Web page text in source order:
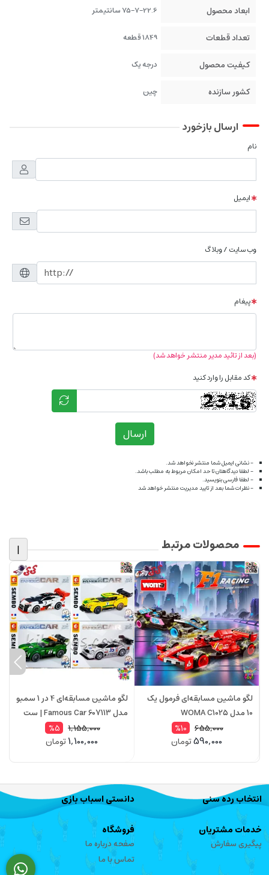
ابعاد محصول 75-7-22.6 سانتیمتر
تعداد قطعات 1849 قطعه
کیفیت محصول درجه یک
کشور سازنده چین
ارسال بازخورد
نام
ایمیل
وب سایت / وبلاگ
پیغام
(بعد از تائید مدیر منتشر خواهد شد)
کد مقابل را وارد کنید
ارسال
- نشانی ایمیل شما منتشر نخواهد شد.
- لطفا دیدگاهتان تا حد امکان مربوط به مطلب باشد.
- لطفا فارسی بنویسید.
- نظرات شما بعد از تایید مدیریت منتشر خواهد شد
محصولات مرتبط |
لگو ماشین مسابقه‌ای فرمول یک
10 مدل WOMA C1025
655,000
%10
590,000تومان
لگو ماشین مسابقه‌ای 4 در 1 سمبو
مدل Famous Car 607113 | ست
1,155,000
%5
1,100,000تومان
انتخاب رده سنی دانستی اسباب بازی
خدمات مشتریان
پیگیری سفارش
فروشگاه
صفحه درباره ما
تماس با ما